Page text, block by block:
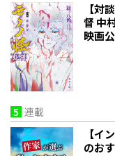
【対
督 中
映画
5 連載
【イ
のお